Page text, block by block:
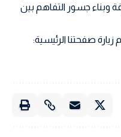
وبناء جسور التفاهم بين
زيارة صفحتنا الرئيسية: